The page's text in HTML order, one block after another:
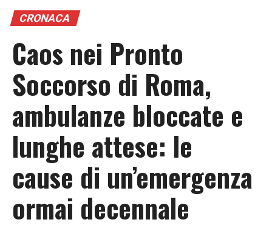
CRONACA
Caos nei Pronto
Soccorso di Roma,
ambulanze bloccate e
lunghe attese: le
cause di un’emergenza
ormai decennale